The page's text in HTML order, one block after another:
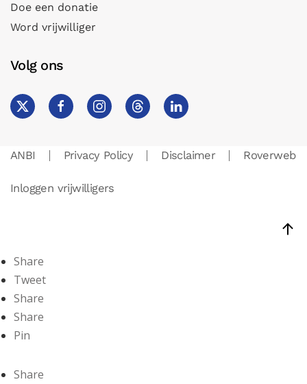
Doe een donatie
Word vrijwilliger
Volg ons
ANBI Privacy Policy Disclaimer Roverweb
Inloggen vrijwilligers
Share
Tweet
Share
Share
Pin
Share